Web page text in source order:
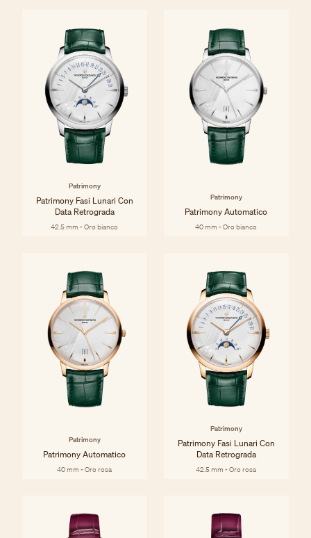
Patrimony
Patrimony Fasi Lunari Con
Data Retrograda
42.5 mm - Oro bianco
Patrimony
Patrimony Automatico
40 mm - Oro bianco
Patrimony
Patrimony Automatico
40 mm - Oro rosa
Patrimony
Patrimony Fasi Lunari Con
Data Retrograda
42.5 mm - Oro rosa